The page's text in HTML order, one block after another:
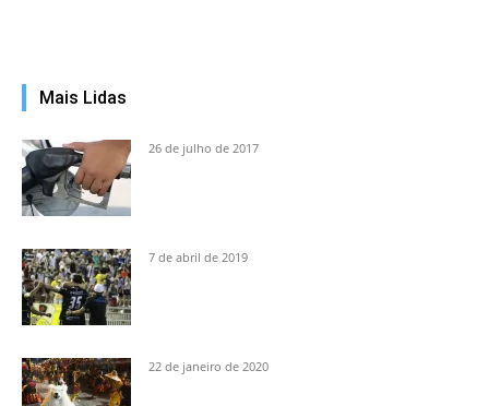
Mais Lidas
26 de julho de 2017
7 de abril de 2019
22 de janeiro de 2020